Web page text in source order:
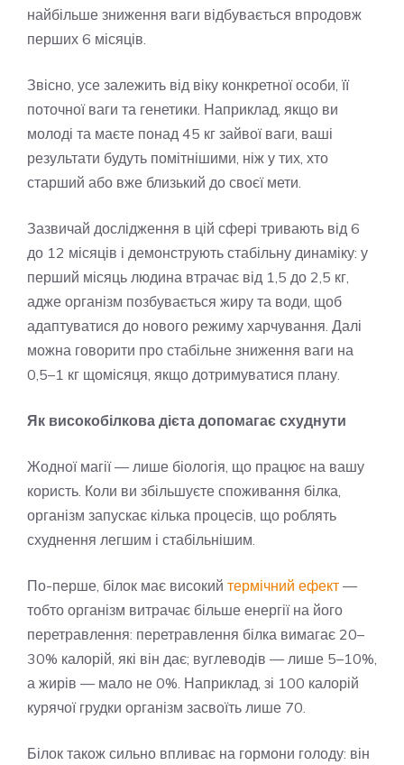
найбільше зниження ваги відбувається впродовж
перших 6 місяців.
Звісно, усе залежить від віку конкретної особи, її
поточної ваги та генетики. Наприклад, якщо ви
молоді та маєте понад 45 кг зайвої ваги, ваші
результати будуть помітнішими, ніж у тих, хто
старший або вже близький до своєї мети.
Зазвичай дослідження в цій сфері тривають від 6
до 12 місяців і демонструють стабільну динаміку: у
перший місяць людина втрачає від 1,5 до 2,5 кг,
адже організм позбувається жиру та води, щоб
адаптуватися до нового режиму харчування. Далі
можна говорити про стабільне зниження ваги на
0,5–1 кг щомісяця, якщо дотримуватися плану.
Як високобілкова дієта допомагає схуднути
Жодної магії — лише біологія, що працює на вашу
користь. Коли ви збільшуєте споживання білка,
організм запускає кілька процесів, що роблять
схуднення легшим і стабільнішим.
По-перше, білок має високий термічний ефект —
тобто організм витрачає більше енергії на його
перетравлення: перетравлення білка вимагає 20–
30% калорій, які він дає; вуглеводів — лише 5–10%,
а жирів — мало не 0%. Наприклад, зі 100 калорій
курячої грудки організм засвоїть лише 70.
Білок також сильно впливає на гормони голоду: він